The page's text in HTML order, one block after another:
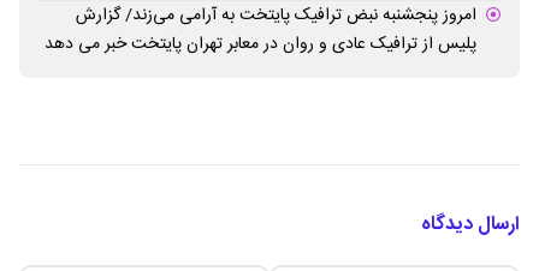
امروز پنجشنبه نبض ترافیک پایتخت به آرامی می‌زند/ گزارش
پلیس از ترافیک عادی و روان در معابر تهران پایتخت خبر می دهد
ارسال دیدگاه